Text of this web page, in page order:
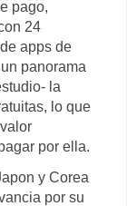
pago,
24
apps de
panorama
la
lo que
por ella.
y Corea
por su